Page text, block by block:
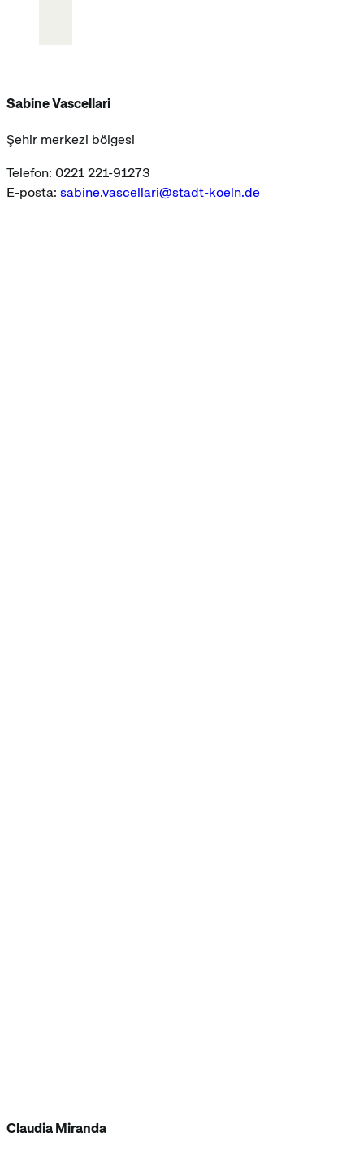
Sabine Vascellari
Şehir merkezi bölgesi
Telefon: 0221 221-91273
E-posta: sabine.vascellari@stadt-koeln.de
Claudia Miranda